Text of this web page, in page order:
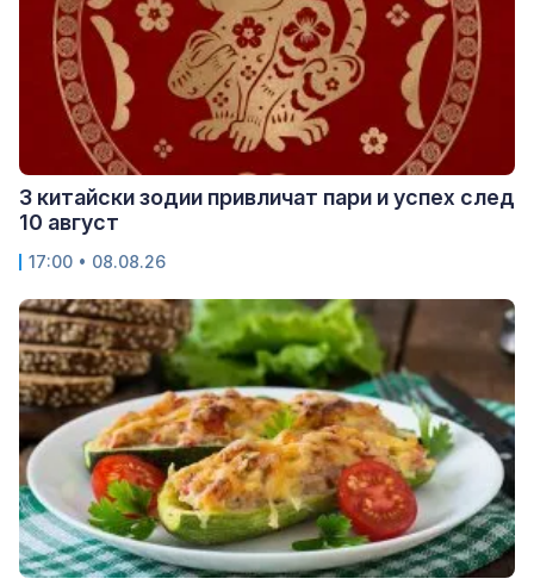
3 китайски зодии привличат пари и успех след
10 август
17:00 • 08.08.26